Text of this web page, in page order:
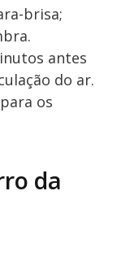
brisa;
antes
do ar.
os
da